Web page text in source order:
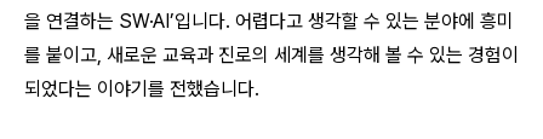
을 연결하는 SW·AI’입니다. 어렵다고 생각할 수 있는 분야에 흥미
를 붙이고, 새로운 교육과 진로의 세계를 생각해 볼 수 있는 경험이
되었다는 이야기를 전했습니다.